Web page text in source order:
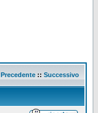
Precedente :: Successivo